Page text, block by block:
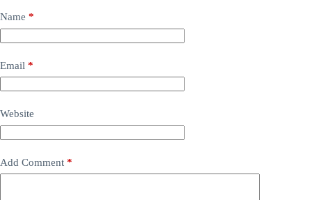
Name *
Email *
Website
Add Comment *